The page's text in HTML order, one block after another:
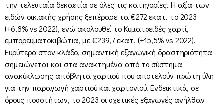
την τελευταία δεκαετία σε όλες τις κατηγορίες. Η αξία των
ειδών οικιακής χρήσης ξεπέρασε τα €272 εκατ. το 2023
(+6,8% vs 2022), ενώ ακολουθεί το Κυματοειδές χαρτί,
εμπορευματοκιβώτια, με €239,7 εκατ. (+15,5% vs 2022).
Ευρύτερα στον κλάδο, σημαντική εξαγωγική δραστηριότητα
σημειώνεται και στα ανακτημένα από το σύστημα
ανακύκλωσης απόβλητα χαρτιού που αποτελούν πρώτη ύλη
για την παραγωγή χαρτιού και χαρτονιού. Ενδεικτικά, σε
όρους ποσοτήτων, το 2023 οι σχετικές εξαγωγές ανήλθαν